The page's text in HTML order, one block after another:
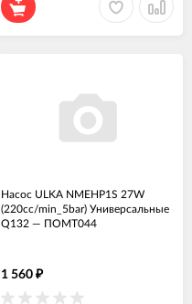
Насос ULKA NMEHP1S 27W
(220cc/min_5bar) Универсальные
Q132 — ПОМТ044
1 560 ₽